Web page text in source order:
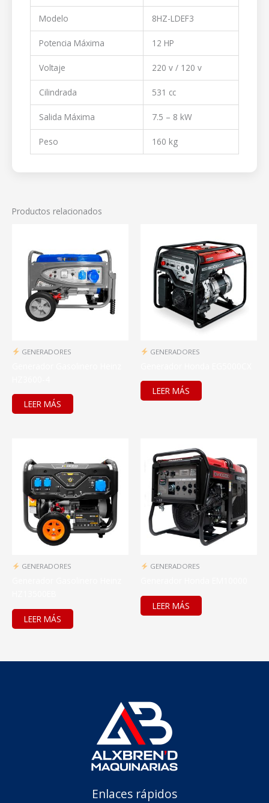
Modelo 8HZ-LDEF3
Potencia Máxima 12 HP
Voltaje 220 v / 120 v
Cilindrada 531 cc
Salida Máxima 7.5 – 8 kW
Peso 160 kg
Productos relacionados
GENERADORES
LEER MÁS
GENERADORES
LEER MÁS
GENERADORES
LEER MÁS
GENERADORES
LEER MÁS
Enlaces rápidos